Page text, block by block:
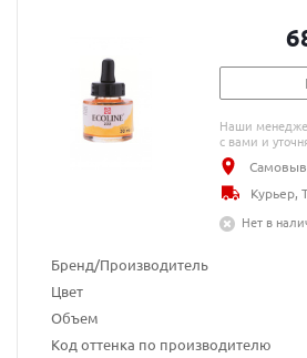
Бренд/Производитель
Цвет
Объем
Код оттенка по производителю
Наши
с вами и
Курьер,
Нет в